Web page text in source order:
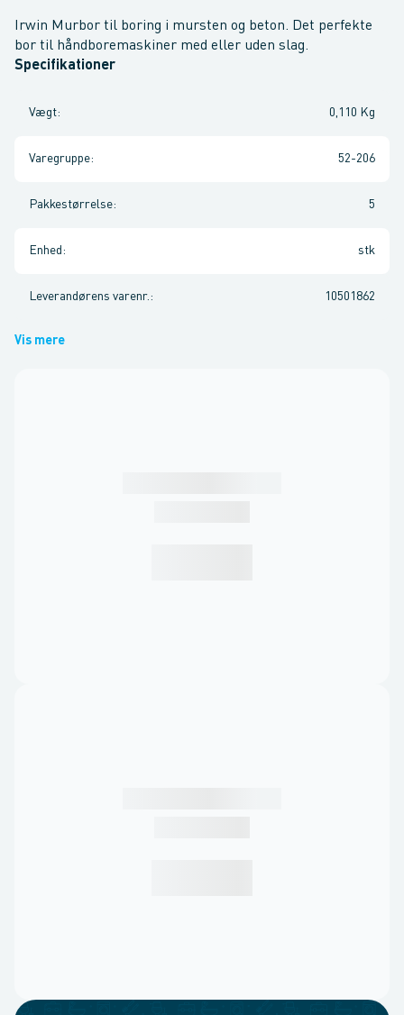
Irwin Murbor til boring i mursten og beton. Det perfekte
bor til håndboremaskiner med eller uden slag.
Specifikationer
Vægt: 0,110 Kg
Varegruppe: 52-206
Pakkestørrelse: 5
Enhed : stk
Leverandørens varenr. : 10501862
Vis mere